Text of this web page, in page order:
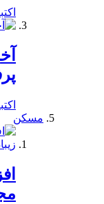
اکتبر 17,
اکتبر 17,
مسکن